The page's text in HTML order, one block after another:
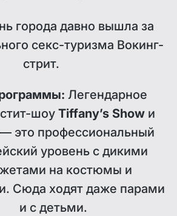
города давно вышла за
секс-туризма Вокинг-
стрит.
Легендарное
шоу Tiffany’s Showи
— это профессиональный
уровень с дикими
на костюмы и
Сюда ходят даже парами
и с детьми.